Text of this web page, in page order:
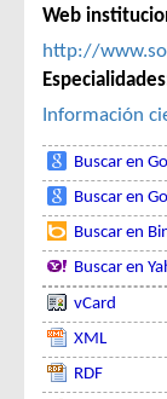
Web
http://
Información
Buscar en
Buscar en
Buscar en
Buscar en
vCard
XML
RDF